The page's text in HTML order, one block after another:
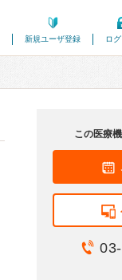
新規ユーザ登録 ロ
この医療